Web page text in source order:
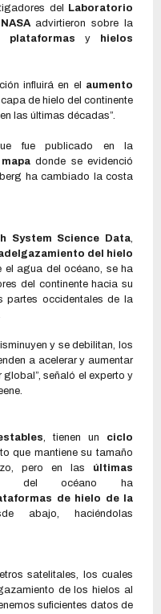
del
Laboratorio
NASAadvirtieron sobre la
plataformas y
hielos
influirá en el aumento
de hielo del continente
las últimas décadas”.
fue publicado en la
mapadonde se evidenció
ha cambiado la costa
System Science Data,
del hielo
el agua del océano, se ha
del continente hacia su
partes occidentales de la
y se debilitan, los
a acelerar y aumentar
global”, señaló el experto y
, tienen un ciclo
que mantiene su tamaño
pero en las últimas
del océano ha
de hielo de la
abajo, haciéndolas
satelitales, los cuales
de los hielos al
suficientes datos de